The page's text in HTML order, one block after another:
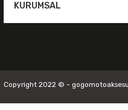
KURUMSAL
Copyright 2022 © -